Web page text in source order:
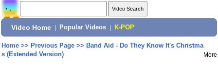
Video Home Popular Videos K-POP
Home>> Previous Page>> Band Aid - Do They Know It's Christma
s (Extended Version)
More